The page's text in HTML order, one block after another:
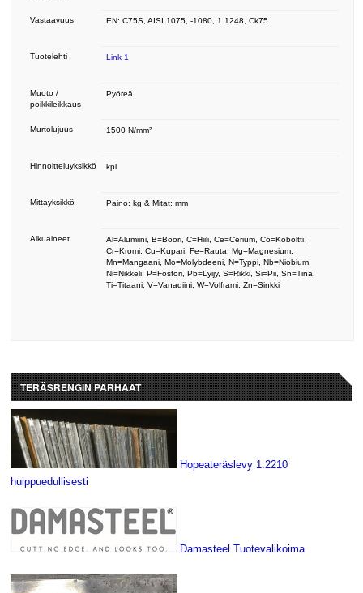
Vastaavuus EN: C75S, AISI 1075, -1080, 1.1248, Ck75
Tuotelehti Link 1
Muoto /
poikkileikkaus
Pyöreä
Murtolujuus 1500 N/mm²
Hinnoitteluyksikkö kpl
Mittayksikkö Paino: kg & Mitat: mm
Alkuaineet
Al=Alumiini, B=Boori, C=Hiili, Ce=Cerium, Co=Koboltti,
Cr=Kromi, Cu=Kupari, Fe=Rauta, Mg=Magnesium,
Mn=Mangaani, Mo=Molybdeeni, N=Typpi, Nb=Niobium,
Ni=Nikkeli, P=Fosfori, Pb=Lyijy, S=Rikki, Si=Pii, Sn=Tina,
Ti=Titaani, V=Vanadiini, W=Volframi, Zn=Sinkki
TERÄSRENGIN PARHAAT
Hopeateräslevy 1.2210
huippuedullisesti
Damasteel Tuotevalikoima